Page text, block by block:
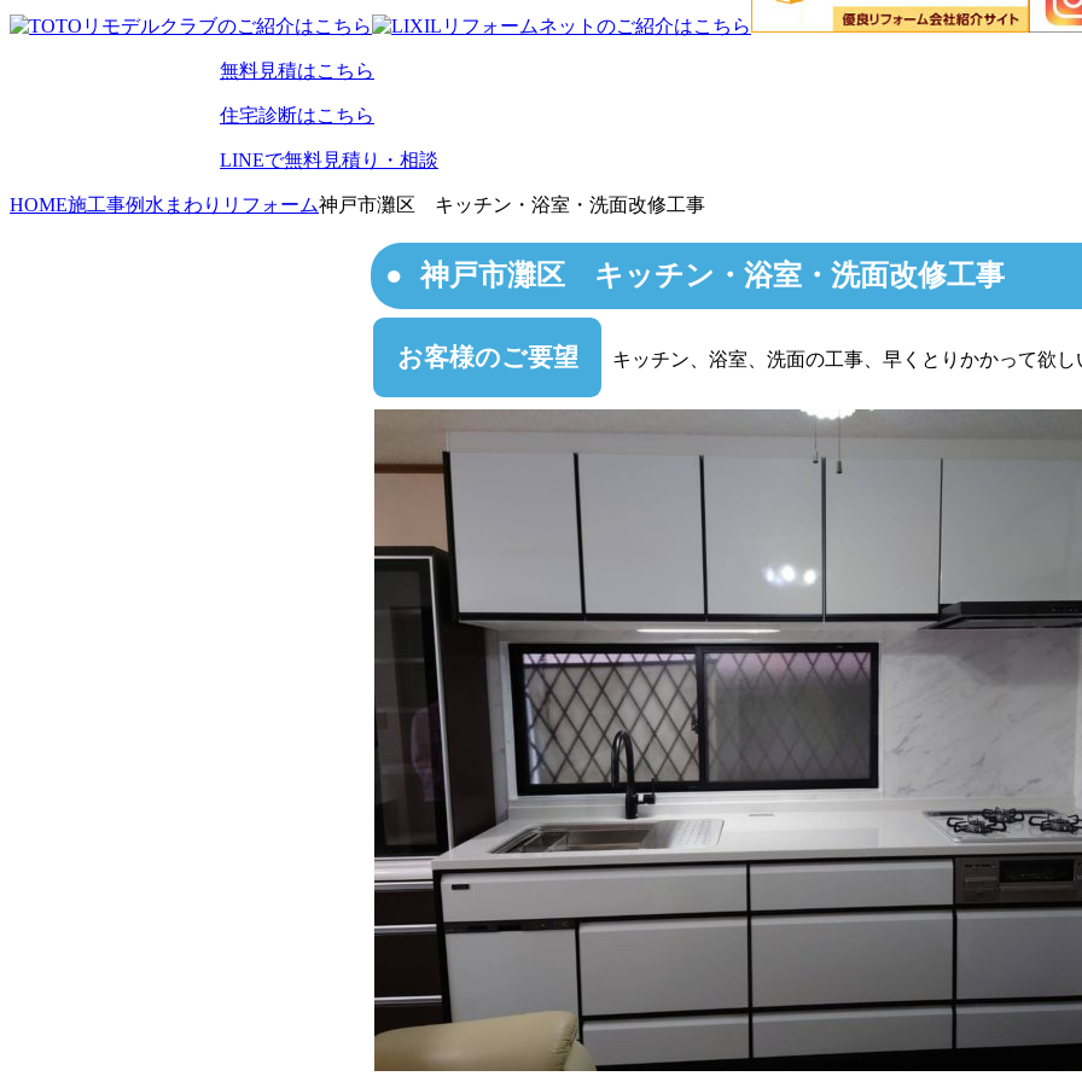
無料見積はこちら
住宅診断はこちら
LINEで無料見積り・相談
HOME施工事例 水まわりリフォーム神戸市灘区 キッチン・浴室・洗面改修工事
神戸市灘区 キッチン・浴室・洗面改修工事
お客様のご要望 キッチン、浴室、洗面の工事、早くとりかかって欲し